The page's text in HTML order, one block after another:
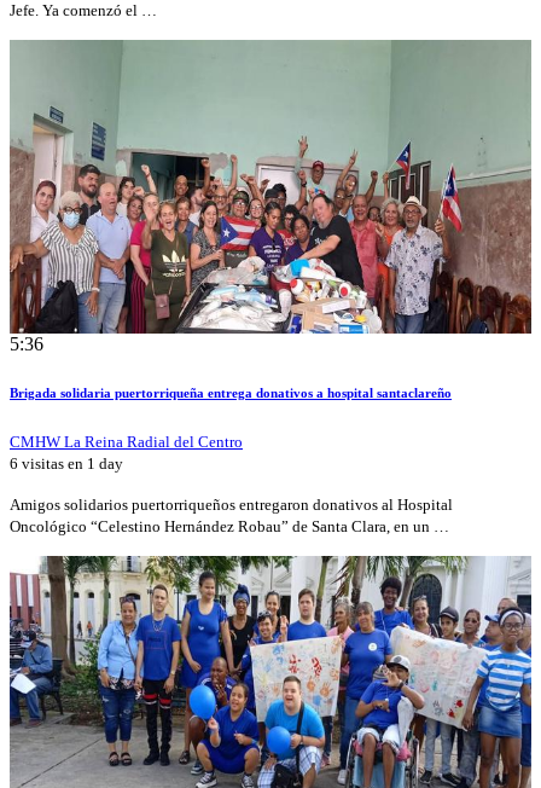
Jefe. Ya comenzó el …
5:36
Brigada solidaria puertorriqueña entrega donativos a hospital santaclareño
CMHW La Reina Radial del Centro
6 visitas en 1 day
Amigos solidarios puertorriqueños entregaron donativos al Hospital
Oncológico “Celestino Hernández Robau” de Santa Clara, en un …